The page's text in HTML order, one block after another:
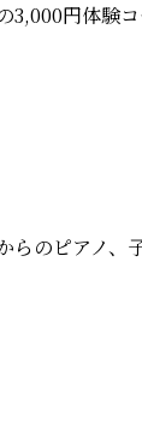
円体験コ
らのピアノ、